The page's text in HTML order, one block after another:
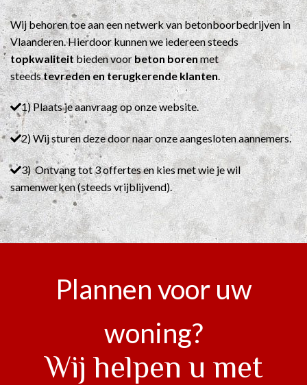
Wij behoren toe aan een netwerk van betonboorbedrijven in
Vlaanderen. Hierdoor kunnen we iedereen steeds
topkwaliteitbieden voorbeton borenmet
steedstevreden en terugkerende klanten
1) Plaats je aanvraag op onze website.
2) Wij sturen deze door naar onze aangesloten aannemers.
3) Ontvang tot 3 offertes en kies met wie je wil
samenwerken (steeds vrijblijvend).
Plannen voor uw
woning?
Wij helpen u met